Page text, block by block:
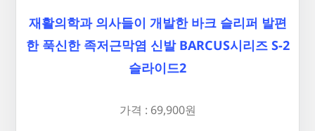
재활의학과 의사들이 개발한 바크 슬리퍼 발편
한 푹신한 족저근막염 신발 BARCUS시리즈 S-2
슬라이드2
가격 : 69,900원